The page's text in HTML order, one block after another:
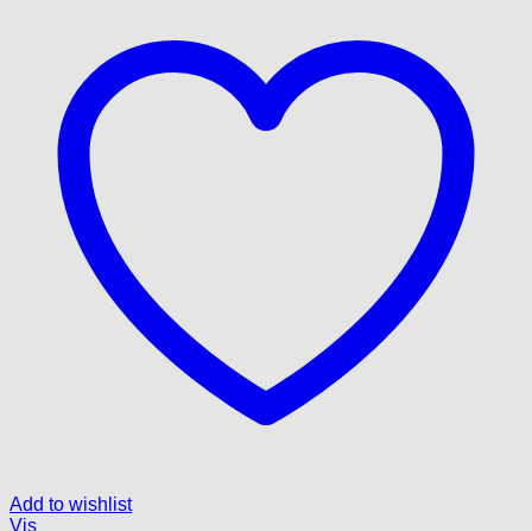
Add to wishlist
Vis